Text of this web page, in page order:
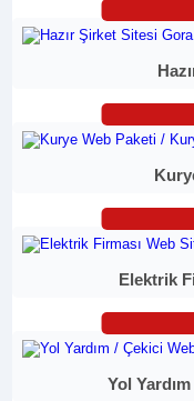
Elektrik
Yol